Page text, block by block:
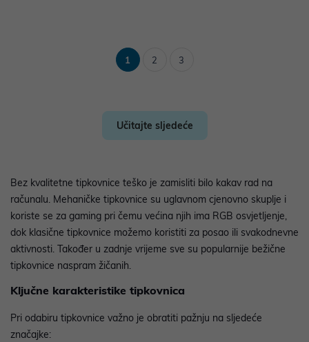
1 2 3
Učitajte sljedeće
Bez kvalitetne tipkovnice teško je zamisliti bilo kakav rad na
računalu. Mehaničke tipkovnice su uglavnom cjenovno skuplje i
koriste se za gaming pri čemu većina njih ima RGB osvjetljenje,
dok klasične tipkovnice možemo koristiti za posao ili svakodnevne
aktivnosti. Također u zadnje vrijeme sve su popularnije bežične
tipkovnice naspram žičanih.
Ključne karakteristike tipkovnica
Pri odabiru tipkovnice važno je obratiti pažnju na sljedeće
značajke: